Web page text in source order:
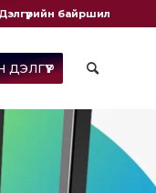
Дэлгүүрийн байршил